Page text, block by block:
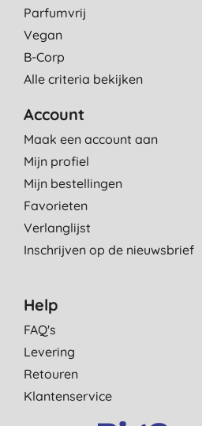
Parfumvrij
Vegan
B-Corp
Alle criteria bekijken
Account
Maak een account aan
Mijn profiel
Mijn bestellingen
Favorieten
Verlanglijst
Inschrijven op de nieuwsbrief
Help
FAQ's
Levering
Retouren
Klantenservice